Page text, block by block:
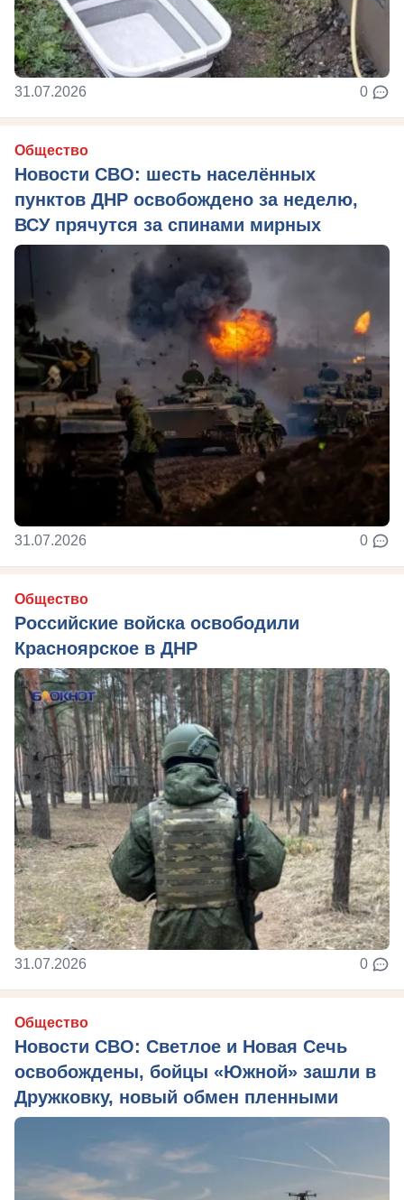
31.07.2026 0
Общество
Новости СВО: шесть населённых
пунктов ДНР освобождено за неделю,
ВСУ прячутся за спинами мирных
31.07.2026 0
Общество
Российские войска освободили
Красноярское в ДНР
31.07.2026 0
Общество
Новости СВО: Светлое и Новая Сечь
освобождены, бойцы «Южной» зашли в
Дружковку, новый обмен пленными